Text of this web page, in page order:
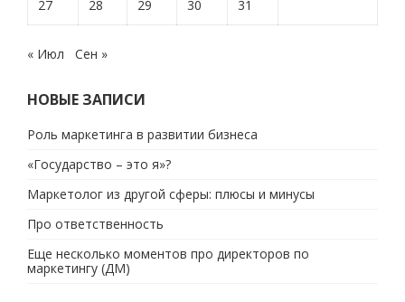
27 28 29 30 31
« Июл Сен »
НОВЫЕ ЗАПИСИ
Роль маркетинга в развитии бизнеса
«Государство – это я»?
Маркетолог из другой сферы: плюсы и минусы
Про ответственность
Еще несколько моментов про директоров по
маркетингу (ДМ)